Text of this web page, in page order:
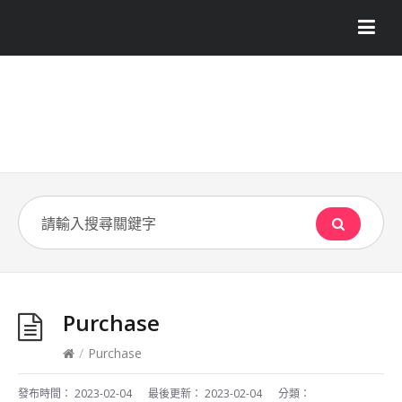
Purchase
/ Purchase
發布時間： 2023-02-04 最後更新： 2023-02-04 分類：